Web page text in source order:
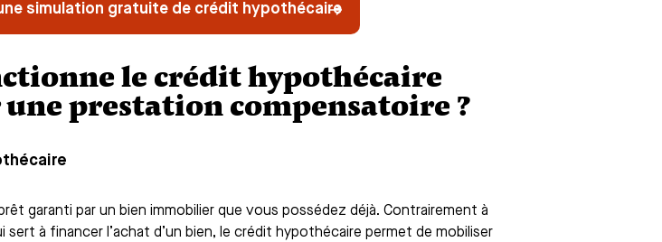
simulation gratuite de crédit hypothécaire
le crédit hypothécaire
prestation compensatoire ?
garanti par un bien immobilier que vous possédez déjà. Contrairement à
sert à financer l’achat d’un bien, le crédit hypothécaire permet de mobiliser